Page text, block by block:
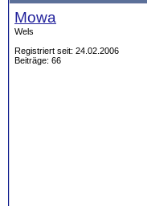
Mowa
Wels
Registriert seit: 24.02.2006
Beiträge: 66